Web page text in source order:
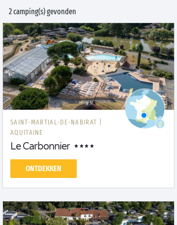
2 camping(s) gevonden
SAINT-MARTIAL-DE-NABIRAT |
AQUITAINE
Le Carbonnier
ONTDEKKEN